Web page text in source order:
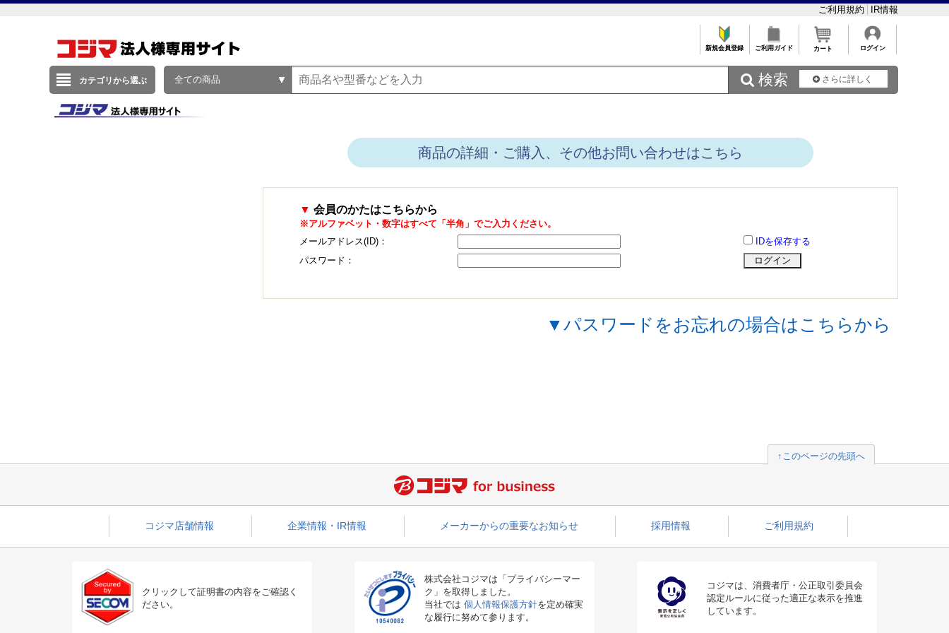
ご利用規約 IR情報
新規会員登録 ご利用ガイド カート ログイン
カテゴリから選ぶ 全ての商品  検索 さらに詳しく
商品の詳細・ご購入、その他お問い合わせはこちら
▼ 会員のかたはこちらから
※アルファベット・数字はすべて「半角」でご入力ください。
メールアドレス(ID)：
IDを保存する
パスワード：
▼パスワードをお忘れの場合はこちらから
↑このページの先頭へ
コジマ店舗情報 企業情報・IR情報 メーカーからの重要なお知らせ 採用情報 ご利用規約
クリックして証明書の内容をご確認く
ださい。
株式会社コジマは「プライバシーマー
ク」を取得しました。
当社では 個人情報保護方針を定め確実
な履行に努めて参ります。
コジマは、消費者庁・公正取引委員会
認定ルールに従った適正な表示を推進
しています。